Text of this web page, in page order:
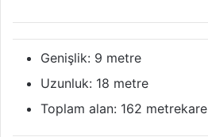
Genişlik: 9 metre
Uzunluk: 18 metre
Toplam alan: 162 metrekare